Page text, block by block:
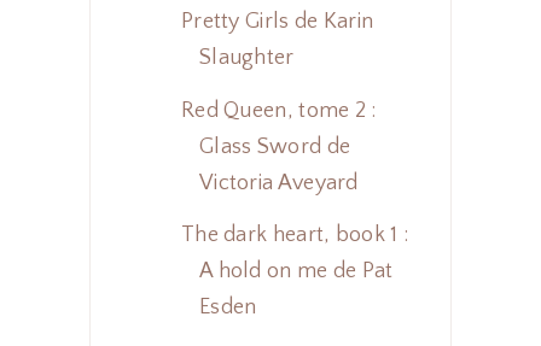
Pretty Girls de Karin
Slaughter
Red Queen, tome 2 :
Glass Sword de
Victoria Aveyard
The dark heart, book 1 :
A hold on me de Pat
Esden